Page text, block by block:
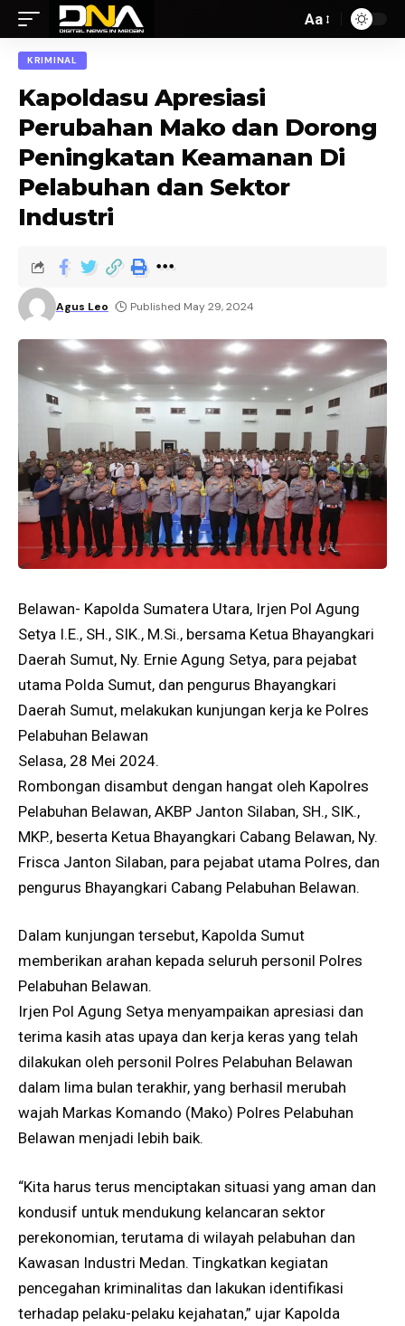
Aa
KRIMINAL
Kapoldasu Apresiasi
Perubahan Mako dan Dorong
Peningkatan Keamanan Di
Pelabuhan dan Sektor
Industri
Agus Leo Published May 29, 2024
Belawan- Kapolda Sumatera Utara, Irjen Pol Agung
Setya I.E., SH., SIK., M.Si., bersama Ketua Bhayangkari
Daerah Sumut, Ny. Ernie Agung Setya, para pejabat
utama Polda Sumut, dan pengurus Bhayangkari
Daerah Sumut, melakukan kunjungan kerja ke Polres
Pelabuhan Belawan
Selasa, 28 Mei 2024.
Rombongan disambut dengan hangat oleh Kapolres
Pelabuhan Belawan, AKBP Janton Silaban, SH., SIK.,
MKP., beserta Ketua Bhayangkari Cabang Belawan, Ny.
Frisca Janton Silaban, para pejabat utama Polres, dan
pengurus Bhayangkari Cabang Pelabuhan Belawan.
Dalam kunjungan tersebut, Kapolda Sumut
memberikan arahan kepada seluruh personil Polres
Pelabuhan Belawan.
Irjen Pol Agung Setya menyampaikan apresiasi dan
terima kasih atas upaya dan kerja keras yang telah
dilakukan oleh personil Polres Pelabuhan Belawan
dalam lima bulan terakhir, yang berhasil merubah
wajah Markas Komando (Mako) Polres Pelabuhan
Belawan menjadi lebih baik.
“Kita harus terus menciptakan situasi yang aman dan
kondusif untuk mendukung kelancaran sektor
perekonomian, terutama di wilayah pelabuhan dan
Kawasan Industri Medan. Tingkatkan kegiatan
pencegahan kriminalitas dan lakukan identifikasi
terhadap pelaku-pelaku kejahatan,” ujar Kapolda